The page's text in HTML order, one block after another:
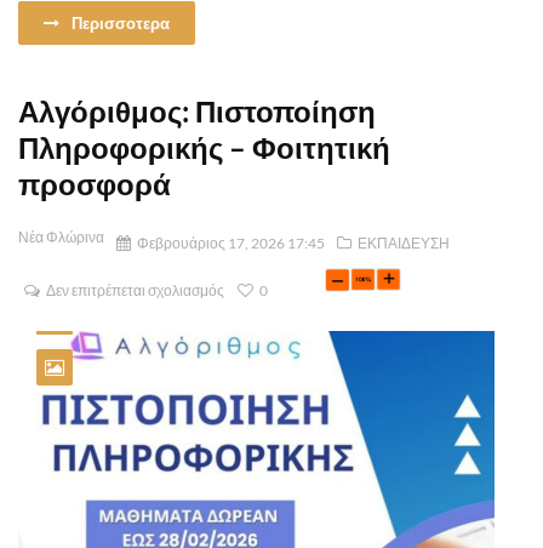
Περισσοτερα
Αλγόριθμος: Πιστοποίηση
Πληροφορικής – Φοιτητική
προσφορά
Νέα Φλώρινα Φεβρουάριος 17, 2026 17:45 ΕΚΠΑΙΔΕΥΣΗ
Δεν επιτρέπεται σχολιασμός 0